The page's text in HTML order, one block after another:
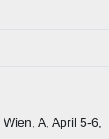
A, April 5-6,